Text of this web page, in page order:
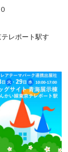
レポート駅す